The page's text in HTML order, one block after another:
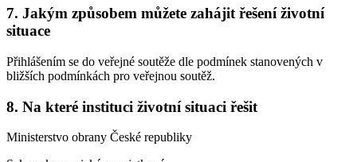
7. Jakým způsobem můžete zahájit řešení životní
situace
Přihlášením se do veřejné soutěže dle podmínek stanovených v
bližších podmínkách pro veřejnou soutěž.
8. Na které instituci životní situaci řešit
Ministerstvo obrany České republiky